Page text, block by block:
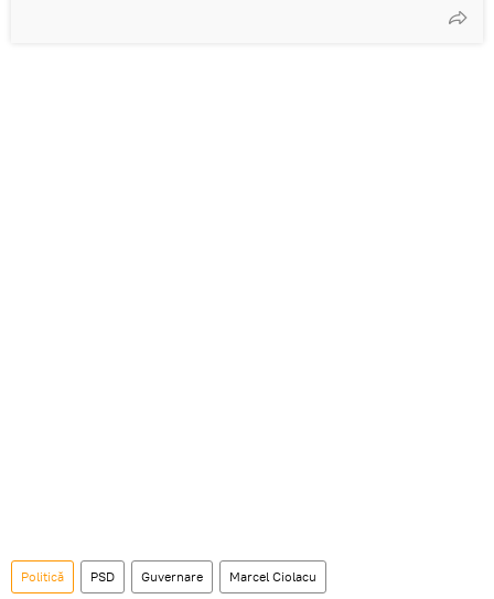
Politică PSD Guvernare Marcel Ciolacu